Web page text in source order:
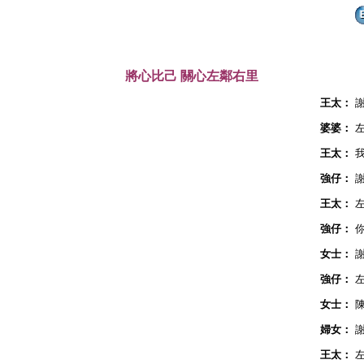
將心比己 關心左鄰右里
王太：
婆婆：
王太：
強仔：
王太：
強仔：
女士：
強仔：
女士：
婦女：
王太：